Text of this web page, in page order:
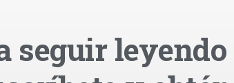
seguir